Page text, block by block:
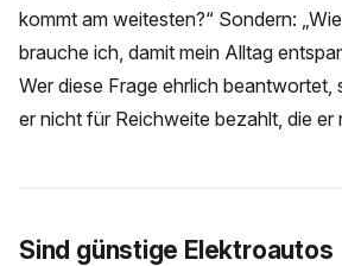
kommt am weitesten?“ Sondern:
brauche ich, damit mein Alltag
Wer diese Frage ehrlich beantwortet,
er nicht für Reichweite bezahlt, die er
Sind günstige Elektroautos